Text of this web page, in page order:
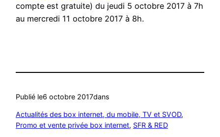
compte est gratuite) du jeudi 5 octobre 2017 à 7h
au mercredi 11 octobre 2017 à 8h.
Publié le6 octobre 2017dans
Actualités des box internet, du mobile, TV et SVOD
Promo et vente privée box internet, SFR & RED